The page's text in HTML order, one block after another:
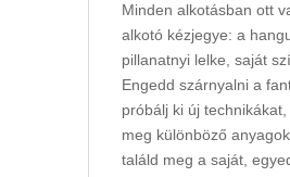
Minden alkotásban ott
alkotó kézjegye: a
pillanatnyi lelke, saját
Engedd szárnyalni a
próbálj ki új
meg különböző
találd meg a saját,